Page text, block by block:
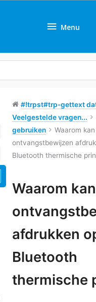
Menu
#!trpst#trp-gettext
Veelgestelde vragen...
gebruiken
Waarom
ontvangstbewijzen
Bluetooth thermische
Waarom
afdrukken
Bluetooth
thermische
Tags
navigatie